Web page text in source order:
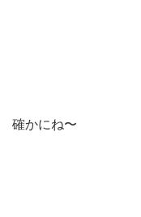
確かにね〜